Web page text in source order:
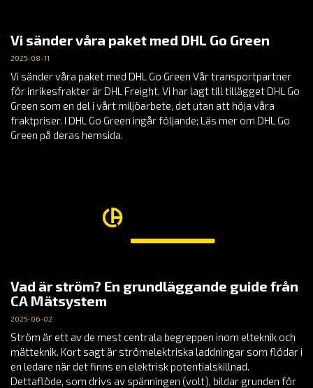
Vi sänder våra paket med DHL Go Green
2025-08-11
Vi sänder våra paket med DHL Go Green Vår transportpartner
för inrikesfrakter är DHL Freight. Vi har lagt till tillägget DHL Go
Green som en del i vårt miljöarbete, det utan att höja våra
fraktpriser. I DHL Go Green ingår följande; Läs mer om DHL Go
Green på deras hemsida.
Vad är ström? En grundläggande guide från
CA Mätsystem
2025-06-02
Ström är ett av de mest centrala begreppen inom elteknik och
mätteknik. Kort sagt är strömelektriska laddningar som flödar i
en ledare när det finns en elektrisk potentialskillnad.
Dettaflöde, som drivs av spänningen (volt), bildar grunden för